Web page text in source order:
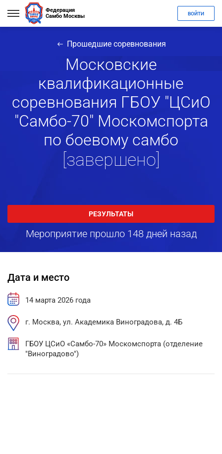
Федерация
Самбо Москвы
ВОЙТИ
Прошедшие соревнования
Московские
квалификационные
соревнования ГБОУ "ЦСиО
"Самбо-70" Москомспорта
по боевому самбо
[завершено]
РЕЗУЛЬТАТЫ
Мероприятие прошло 148 дней назад
Дата и место
14 марта 2026 года
г. Москва, ул. Академика Виноградова, д. 4Б
ГБОУ ЦСиО «Самбо-70» Москомспорта (отделение
"Виноградово")